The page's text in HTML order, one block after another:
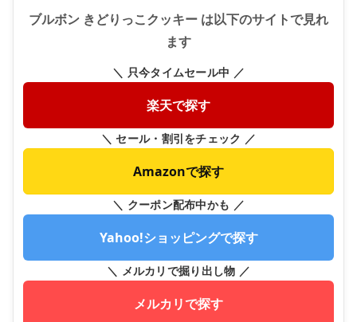
ブルボン きどりっこクッキー は以下のサイトで見れ
ます
＼ 只今タイムセール中 ／
楽天で探す
＼ セール・割引をチェック ／
Amazonで探す
＼ クーポン配布中かも ／
Yahoo!ショッピングで探す
＼ メルカリで掘り出し物 ／
メルカリで探す